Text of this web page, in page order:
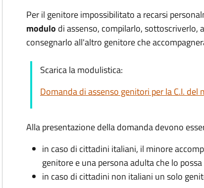
Per il genitore impossibilitato a recarsi
modulo di assenso, compilarlo,
consegnarlo all'altro genitore che
Scarica la modulistica:
Domanda di assenso genitori per la C.I. del
Alla presentazione della domanda devono
in caso di cittadini italiani, il minore
genitore e una persona adulta che lo
in caso di cittadini non italiani un solo